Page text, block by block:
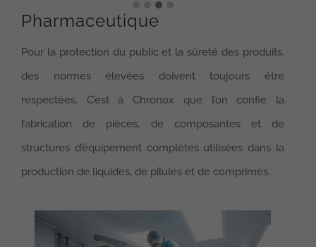
Pharmaceutique
Pour la protection du public et la sûreté des produits,
des normes élevées doivent toujours être
respectées. C’est à Chronox que l’on confie la
fabrication de pièces, de composantes et de
structures d’équipement complètes utilisées dans la
production de liquides, de pilules et de comprimés.